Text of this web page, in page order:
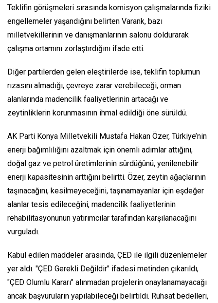
Teklifin görüşmeleri sırasında komisyon çalışmalarında fiziki
engellemeler yaşandığını belirten Varank, bazı
milletvekillerinin ve danışmanlarının salonu doldurarak
çalışma ortamını zorlaştırdığını ifade etti.
Diğer partilerden gelen eleştirilerde ise, teklifin toplumun
rızasını almadığı, çevreye zarar verebileceği, orman
alanlarında madencilik faaliyetlerinin artacağı ve
zeytinliklerin korunmasının ihmal edildiği öne sürüldü.
AK Parti Konya Milletvekili Mustafa Hakan Özer, Türkiye’nin
enerji bağımlılığını azaltmak için önemli adımlar attığını,
doğal gaz ve petrol üretimlerinin sürdüğünü, yenilenebilir
enerji kapasitesinin arttığını belirtti. Özer, zeytin ağaçlarının
taşınacağını, kesilmeyeceğini, taşınamayanlar için eşdeğer
alanlar tesis edileceğini, madencilik faaliyetlerinin
rehabilitasyonunun yatırımcılar tarafından karşılanacağını
vurguladı.
Kabul edilen maddeler arasında, ÇED ile ilgili düzenlemeler
yer aldı. "ÇED Gerekli Değildir" ifadesi metinden çıkarıldı,
"ÇED Olumlu Kararı" alınmadan projelerin onaylanamayacağı
ancak başvuruların yapılabileceği belirtildi. Ruhsat bedelleri,